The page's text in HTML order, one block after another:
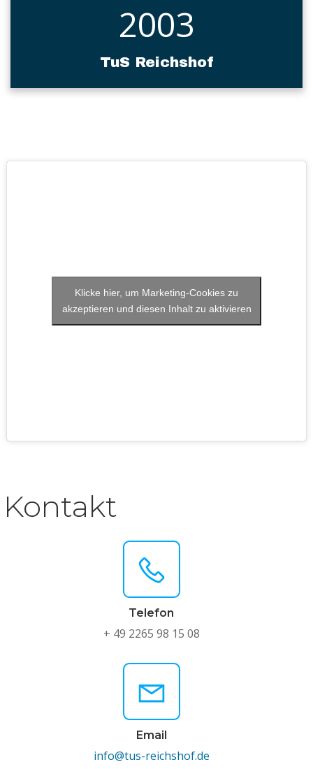
2003
TuS Reichshof
Klicke hier, um Marketing-Cookies zu
akzeptieren und diesen Inhalt zu aktivieren
Kontakt
Telefon
+ 49 2265 98 15 08
Email
info@tus-reichshof.de